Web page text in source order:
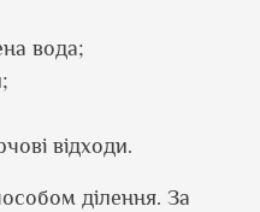
вода;
відходи.
ділення. За